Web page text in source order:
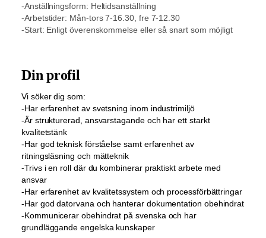
-Anställningsform: Heltidsanställning
-Arbetstider: Mån-tors 7-16.30, fre 7-12.30
-Start: Enligt överenskommelse eller så snart som möjligt
Din profil
Vi söker dig som:
-Har erfarenhet av svetsning inom industrimiljö
-Är strukturerad, ansvarstagande och har ett starkt
kvalitetstänk
-Har god teknisk förståelse samt erfarenhet av
ritningsläsning och mätteknik
-Trivs i en roll där du kombinerar praktiskt arbete med
ansvar
-Har erfarenhet av kvalitetssystem och processförbättringar
-Har god datorvana och hanterar dokumentation obehindrat
-Kommunicerar obehindrat på svenska och har
grundläggande engelska kunskaper